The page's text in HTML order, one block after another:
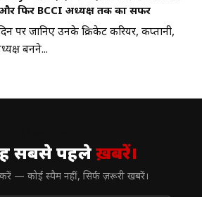
फिर BCCI अध्यक्ष तक का सफर
पर जानिए उनके क्रिकेट करियर, कप्तानी,
बनने...
सबसे पहलेख़बरें।
— कोई स्पैम नहीं, सिर्फ ज़रूरी खबरें।